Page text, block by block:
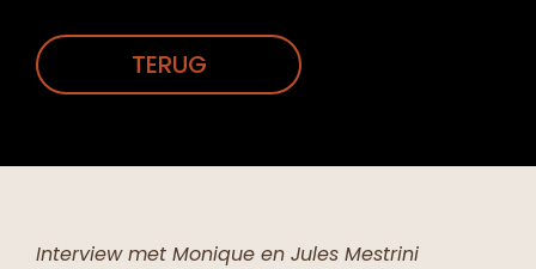
TERUG
Interview met Monique en Jules Mestrini